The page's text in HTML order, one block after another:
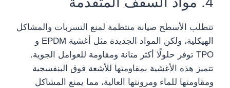
تتطلب الأسطح صيانة منتظمة لمنع التسربات والمشاكل
الهيكلية، ولكن المواد الجديدة مثل أغشية EPDM و
TPO توفر حلولًا أكثر متانة ومقاومة للعوامل الجوية.
تتميز هذه الأغشية بمقاومتها للأشعة فوق البنفسجية
ومقاومتها للماء ومرونتها العالية، مما يمنع المشاكل